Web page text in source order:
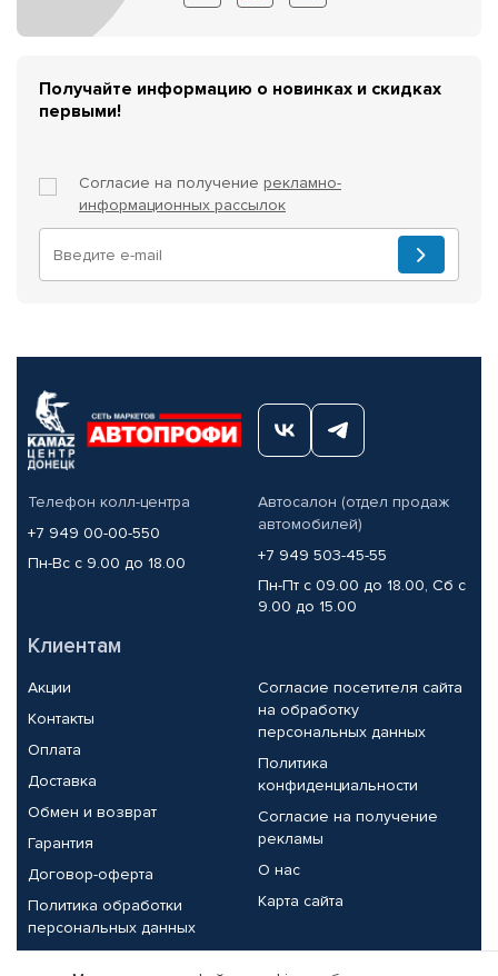
Получайте информацию о новинках и скидках
первыми!
Согласие на получение рекламно-
информационных рассылок
Телефон колл-центра
+7 949 00-00-550
Пн-Вс с 9.00 до 18.00
Автосалон (отдел продаж
автомобилей)
+7 949 503-45-55
Пн-Пт с 09.00 до 18.00, Сб с
9.00 до 15.00
Клиентам
Акции
Контакты
Оплата
Доставка
Обмен и возврат
Гарантия
Договор-оферта
Политика обработки
персональных данных
Согласие посетителя сайта
на обработку
персональных данных
Политика
конфиденциальности
Согласие на получение
рекламы
О нас
Карта сайта